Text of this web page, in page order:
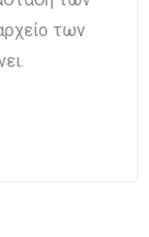
των